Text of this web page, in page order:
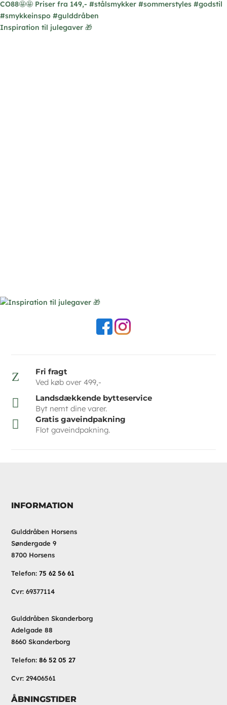
Inspiration til julegaver 🎁
Z
Fri fragt
Ved køb over 499,-

Landsdækkende bytteservice
Byt nemt dine varer.

Gratis gaveindpakning
Flot gaveindpakning.
INFORMATION
Gulddråben Horsens
Søndergade 9
8700 Horsens
Telefon:75 62 56 61
Cvr: 69377114
Gulddråben Skanderborg
Adelgade 88
8660 Skanderborg
Telefon:86 52 05 27
Cvr: 29406561
ÅBNINGSTIDER